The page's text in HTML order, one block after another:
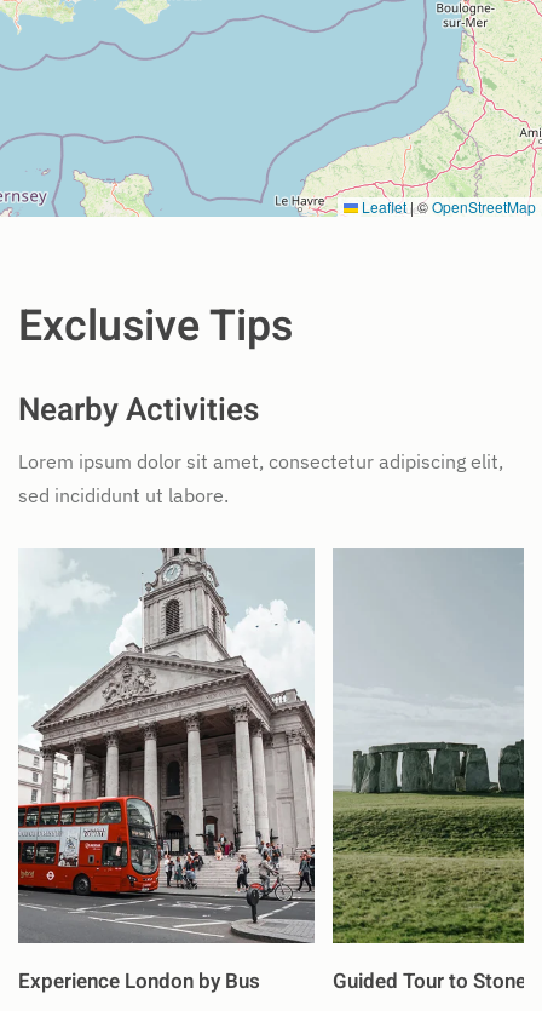
Leaflet|©OpenStreetMap
Exclusive Tips
Nearby Activities
Lorem ipsum dolor sit amet, consectetur adipiscing elit,
sed incididunt ut labore.
Experience London by Bus Guided Tour to